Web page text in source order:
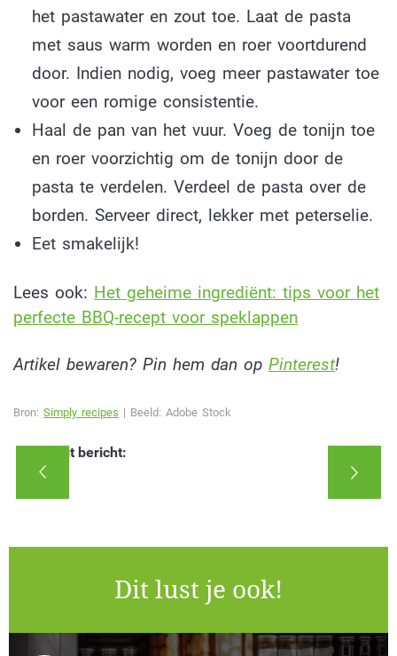
het pastawater en zout toe. Laat de pasta
met saus warm worden en roer voortdurend
door. Indien nodig, voeg meer pastawater toe
voor een romige consistentie.
Haal de pan van het vuur. Voeg de tonijn toe
en roer voorzichtig om de tonijn door de
pasta te verdelen. Verdeel de pasta over de
borden. Serveer direct, lekker met peterselie.
Eet smakelijk!
Lees ook: Het geheime ingrediënt: tips voor het
perfecte BBQ-recept voor speklappen
Artikel bewaren? Pin hem dan op Pinterest!
Bron: Simply recipes | Beeld: Adobe Stock
Deel dit bericht:
Dit lust je ook!